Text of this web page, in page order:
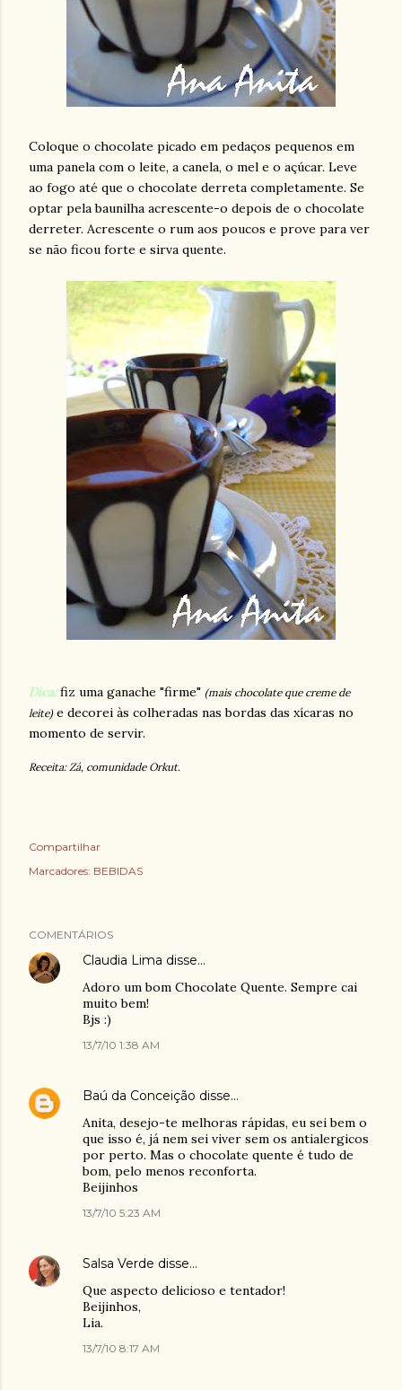
Coloque o chocolate picado em pedaços pequenos em
uma panela com o leite, a canela, o mel e o açúcar. Leve
ao fogo até que o chocolate derreta completamente. Se
optar pela baunilha acrescente-o depois de o chocolate
derreter. Acrescente o rum aos poucos e prove para ver
se não ficou forte e sirva quente.
Dica:fiz uma ganache "firme" (mais chocolate que creme de
leite)e decorei às colheradas nas bordas das xícaras no
momento de servir.
Receita: Zá, comunidade Orkut.
Compartilhar
Marcadores: BEBIDAS
COMENTÁRIOS
Claudia Lima disse…
Adoro um bom Chocolate Quente. Sempre cai
muito bem!
Bjs :)
13/7/10 1:38 AM
Baú da Conceição disse…
Anita, desejo-te melhoras rápidas, eu sei bem o
que isso é, já nem sei viver sem os antialergicos
por perto. Mas o chocolate quente é tudo de
bom, pelo menos reconforta.
Beijinhos
13/7/10 5:23 AM
Salsa Verde disse…
Que aspecto delicioso e tentador!
Beijinhos,
Lia.
13/7/10 8:17 AM